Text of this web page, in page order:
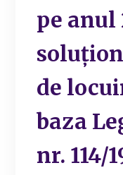
pe anul
de
baza
nr. 114/